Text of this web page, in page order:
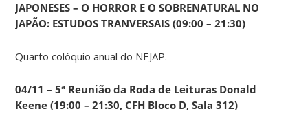
JAPONESES – O HORROR E O SOBRENATURAL NO
JAPÃO: ESTUDOS TRANVERSAIS (09:00 – 21:30)
Quarto colóquio anual do NEJAP.
04/11 – 5ª Reunião da Roda de Leituras Donald
Keene (19:00 – 21:30, CFH Bloco D, Sala 312)